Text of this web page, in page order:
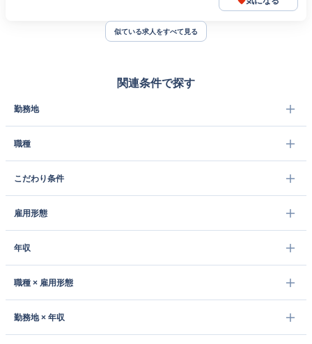
似ている求人をすべて見る
関連条件で探す
勤務地
職種
こだわり条件
雇用形態
年収
職種 × 雇用形態
勤務地 × 年収